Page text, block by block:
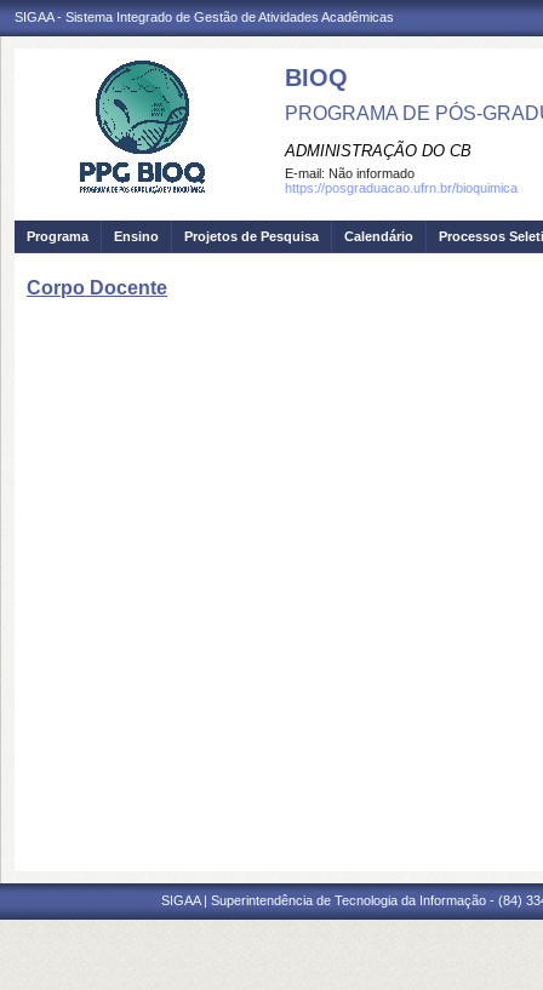
SIGAA - Sistema Integrado de Gestão de Atividades Acadêmicas
BIOQ
PROGRAMA DE PÓS-
ADMINISTRAÇÃO DO CB
E-mail: Não informado
https://posgraduacao.ufrn.br/bioquimica
Programa Ensino Projetos de Pesquisa Calendário Processos
Corpo Docente
SIGAA | Superintendência de Tecnologia da Informação - (84)